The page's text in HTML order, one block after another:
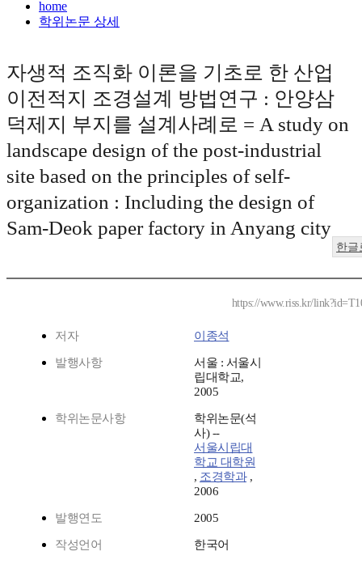
home
학위논문 상세
자생적 조직화 이론을 기초로 한 산업
이전적지 조경설계 방법연구 : 안양삼
덕제지 부지를 설계사례로 = A study on
landscape design of the post-industrial
site based on the principles of self-
organization : Including the design of
Sam-Deok paper factory in Anyang city
한글
https://www.riss.kr/
저자 이종석
발행사항
서울 : 서울시
립대학교,
2005
학위논문사항
학위논문(석
사) --
서울시립대
학교 대학원
, 조경학과,
2006
발행연도 2005
작성언어 한국어